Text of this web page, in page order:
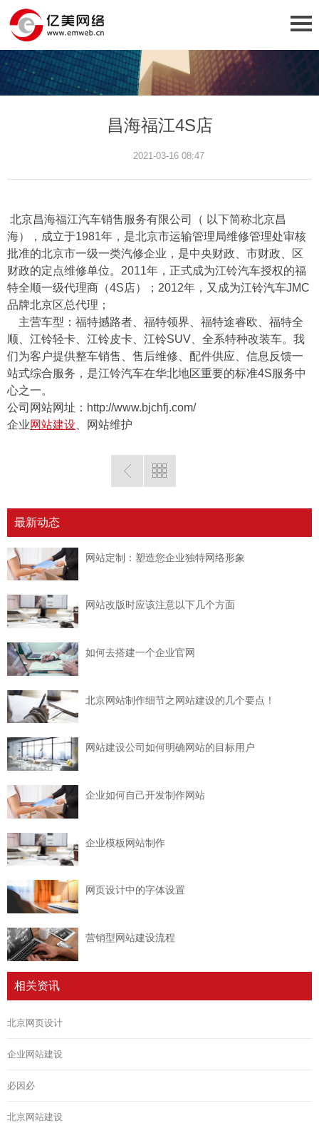
昌海福江4S店
2021-03-16 08:47
北京昌海福江汽车销售服务有限公司（ 以下简称北京昌
海），成立于1981年，是北京市运输管理局维修管理处审核
批准的北京市一级一类汽修企业，是中央财政、市财政、区
财政的定点维修单位。2011年，正式成为江铃汽车授权的福
特全顺一级代理商（4S店）；2012年，又成为江铃汽车JMC
品牌北京区总代理；
主营车型：福特撼路者、福特领界、福特途睿欧、福特全
顺、江铃轻卡、江铃皮卡、江铃SUV、全系特种改装车。我
们为客户提供整车销售、售后维修、配件供应、信息反馈一
站式综合服务，是江铃汽车在华北地区重要的标准4S服务中
心之一。
公司网站网址：http://www.bjchfj.com/
企业网站建设 、网站维护
最新动态
网站定制：塑造您企业独特网络形象
网站改版时应该注意以下几个方面
如何去搭建一个企业官网
北京网站制作细节之网站建设的几个要点！
网站建设公司如何明确网站的目标用户
企业如何自己开发制作网站
企业模板网站制作
网页设计中的字体设置
营销型网站建设流程
相关资讯
北京网页设计
企业网站建设
必因必
北京网站建设